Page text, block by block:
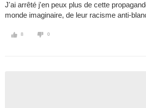
J'ai arrêté j'en peux plus de cette
monde imaginaire, de leur racisme anti-
8 0